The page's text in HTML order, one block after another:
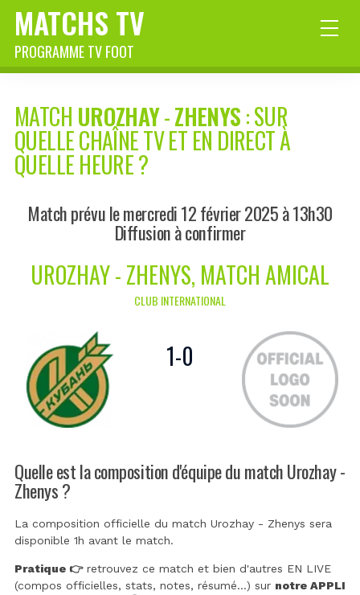
MATCHS TV
PROGRAMME TV FOOT
MATCH UROZHAY-ZHENYS: SUR
QUELLE CHAÎNE TV ET EN DIRECT À
QUELLE HEURE ?
Match prévu le mercredi 12 février 2025 à 13h30
Diffusion à confirmer
UROZHAY - ZHENYS, MATCH AMICAL
CLUB INTERNATIONAL
1-0
Quelle est la composition d'équipe du match Urozhay -
Zhenys ?
La composition officielle du match Urozhay - Zhenys sera
disponible 1h avant le match.
Pratique 👉retrouvez ce match et bien d'autres EN LIVE
(compos officielles, stats, notes, résumé...) sur notre APPLI